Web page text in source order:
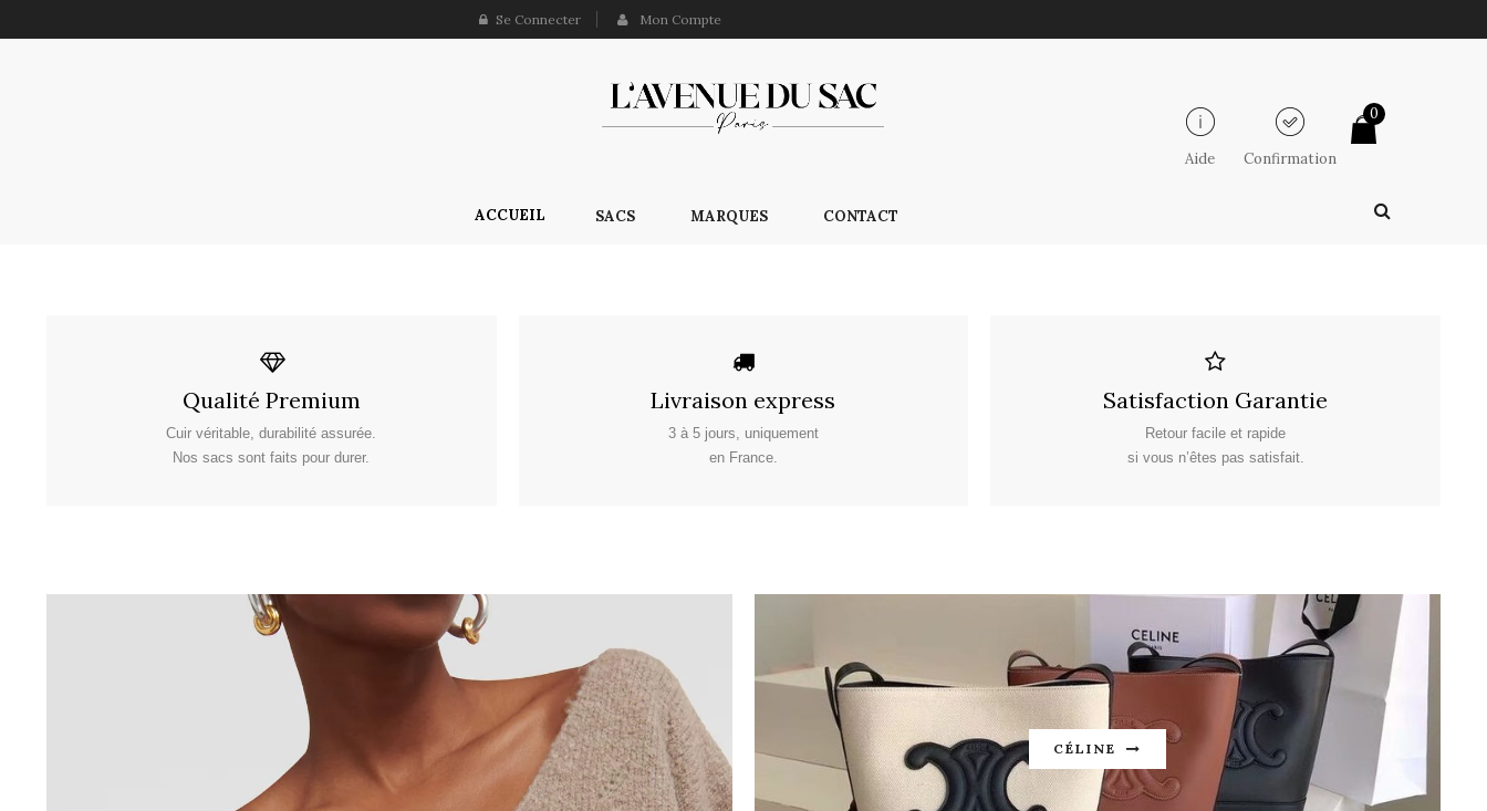
Se Connecter Mon Compte
0
Aide Confirmation
ACCUEIL SACS MARQUES CONTACT
Qualité Premium
Cuir véritable, durabilité assurée.
Nos sacs sont faits pour durer.
Livraison express
3 à 5 jours, uniquement
en France.
Satisfaction Garantie
Retour facile et rapide
si vous n’êtes pas satisfait.
CÉLINE